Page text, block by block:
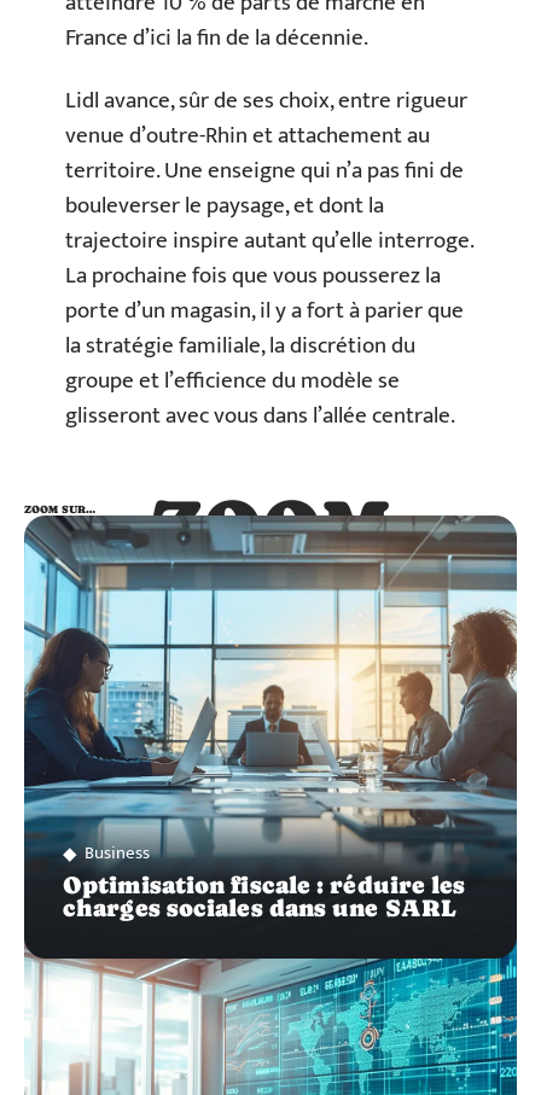
France d’ici la fin de la décennie.
Lidl avance, sûr de ses choix, entre rigueur
venue d’outre-Rhin et attachement au
territoire. Une enseigne qui n’a pas fini de
bouleverser le paysage, et dont la
trajectoire inspire autant qu’elle interroge.
La prochaine fois que vous pousserez la
porte d’un magasin, il y a fort à parier que
la stratégie familiale, la discrétion du
groupe et l’efficience du modèle se
glisseront avec vous dans l’allée centrale.
ZOOM
SUR…
ZOOM SUR…
Business
Optimisation fiscale : réduire les
charges sociales dans une SARL